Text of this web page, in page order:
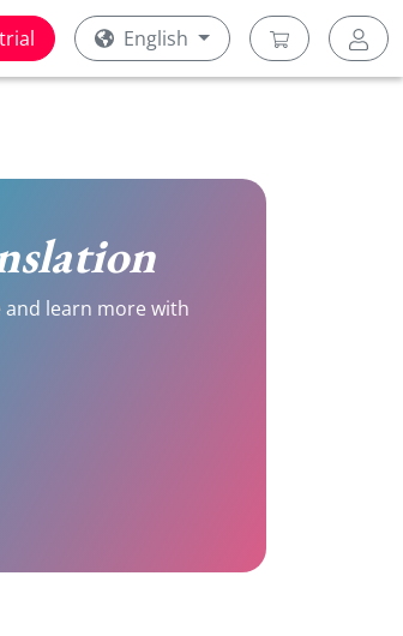
English
and learn more with